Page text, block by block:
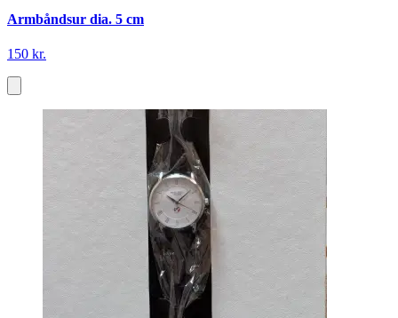
Armbåndsur dia. 5 cm
150 kr.